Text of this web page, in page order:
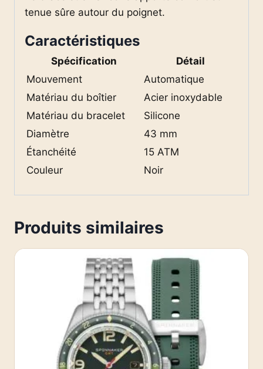
tenue sûre autour du poignet.
Caractéristiques
Spécification
Détail
Mouvement
Automatique
Matériau du boîtier
Acier inoxydable
Matériau du bracelet
Silicone
Diamètre
43 mm
Étanchéité
15 ATM
Couleur
Noir
Produits similaires